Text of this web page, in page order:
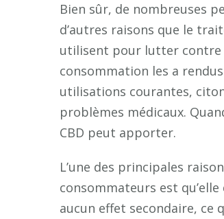
Bien sûr, de nombreuses
d’autres raisons que le
utilisent pour lutter contre
consommation les a
utilisations courantes,
problèmes médicaux.
CBD peut apporter.
L’une des principales
consommateurs est
aucun effet secondaire, ce